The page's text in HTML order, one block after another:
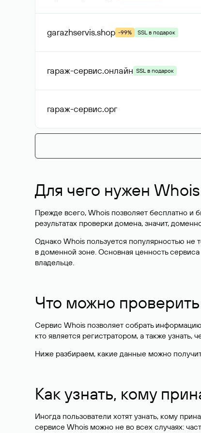
garazhservis.shop -99% SSL в подарок
гараж-сервис.онлайн SSL в подарок
гараж-сервис.орг
Для чего нужен
Прежде всего, Whois позволяет бесплатно
результатах проверки домена, значит,
Однако Whois пользуется популярностью не
в доменной зоне. Основная ценность
владельце.
Что можно
Сервис Whois позволяет собрать
кто является регистратором, а также узнать,
Ниже разбираем, какие данные можно
Как узнать, кому
Иногда пользователи хотят узнать, кому
сервисе Whois можно не во всех случаях: